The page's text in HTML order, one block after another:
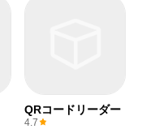
QRコードリーダー
4.7